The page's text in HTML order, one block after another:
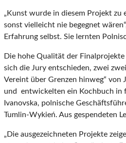
„Kunst wurde in diesem Projekt zu
sonst vielleicht nie begegnet
Erfahrung selbst. Sie lernten
Die hohe Qualität der
sich die Jury entschieden, zwei
Vereint über Grenzen hinweg“ von
und entwickelten ein Kochbuch in
Ivanovska, polnische
Tumlin-Wykień. Aus gespendeten
„Die ausgezeichneten Projekte